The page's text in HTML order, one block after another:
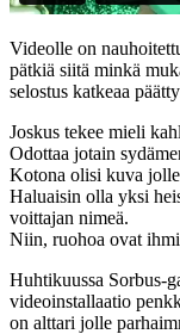
Videolle on
pätkiä siitä minkä
selostus katkeaa
Joskus tekee mieli
Odottaa jotain
Kotona olisi kuva
Haluaisin olla yksi
voittajan nimeä.
Niin, ruohoa ovat
Huhtikuussa Sorbus-
videoinstallaatio
on alttari jolle